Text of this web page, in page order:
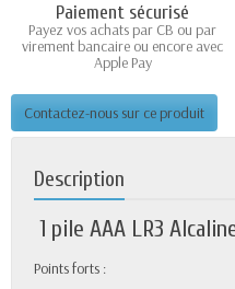
Paiement sécurisé
Payez vos achats par CB ou par
virement bancaire ou encore avec
Apple Pay
Contactez-nous sur ce produit
Description
1 pile AAA LR3
Points forts :